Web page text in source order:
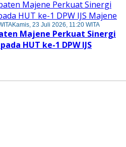
Kamis, 23 Juli 2026, 11:20 WITA
Majene Perkuat Sinergi
HUT ke-1 DPW IJS